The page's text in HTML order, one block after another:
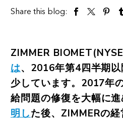
Share this blog:
ZIMMER
は、2016年第4四半期
少しています。2017年
給問題の修復を大幅に
明した後、ZIMMERの